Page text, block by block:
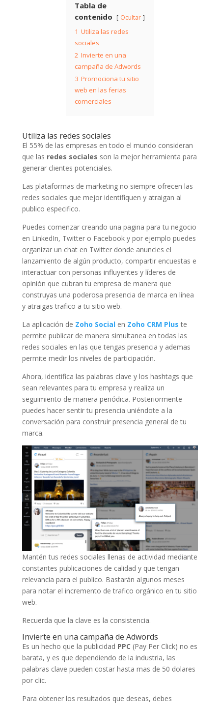
Tabla de
contenido
Ocultar
1 Utiliza las redes
sociales
2 Invierte en una
campaña de Adwords
3 Promociona tu sitio
web en las ferias
comerciales
Utiliza las redes sociales
El 55% de las empresas en todo el mundo consideran
que las redes sociales son la mejor herramienta para
generar clientes potenciales.
Las plataformas de marketing no siempre ofrecen las
redes sociales que mejor identifiquen y atraigan al
publico especifico.
Puedes comenzar creando una pagina para tu negocio
en LinkedIn, Twitter o Facebook y por ejemplo puedes
organizar un chat en Twitter donde anuncies el
lanzamiento de algún producto, compartir encuestas e
interactuar con personas influyentes y líderes de
opinión que cubran tu empresa de manera que
construyas una poderosa presencia de marca en línea
y atraigas trafico a tu sitio web.
La aplicación de Zoho Socialen Zoho CRM Plus te
permite publicar de manera simultanea en todas las
redes sociales en las que tengas presencia y ademas
permite medir los niveles de participación.
Ahora, identifica las palabras clave y los hashtags que
sean relevantes para tu empresa y realiza un
seguimiento de manera periódica. Posteriormente
puedes hacer sentir tu presencia uniéndote a la
conversación para construir presencia general de tu
marca.
Mantén tus redes sociales llenas de actividad mediante
constantes publicaciones de calidad y que tengan
relevancia para el publico. Bastarán algunos meses
para notar el incremento de trafico orgánico en tu sitio
web.
Recuerda que la clave es la consistencia.
Invierte en una campaña de Adwords
Es un hecho que la publicidad PPC (Pay Per Click) no es
barata, y es que dependiendo de la industria, las
palabras clave pueden costar hasta mas de 50 dolares
por clic.
Para obtener los resultados que deseas, debes